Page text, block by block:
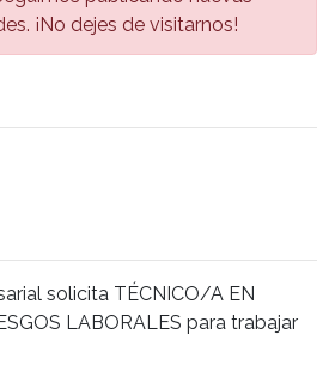
¡No dejes de visitarnos!
solicita TÉCNICO/A EN
LABORALES para trabajar